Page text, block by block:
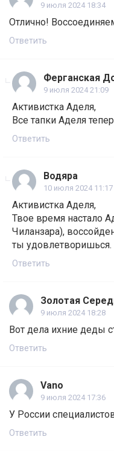
9 июля 2024 18:34
Отлично!
Ответить
Ферганская
9 июля 2024 21:09
Активистка Аделя,
Все тапки Аделя
Ответить
Водяра
10 июля 2024 11:17
Активистка Аделя,
Твое время настало
Чиланзара),
ты удовлетворишься.
Ответить
Золотая
9 июля 2024 18:28
Вот дела ихние деды
Ответить
Vano
9 июля 2024 17:36
У России
Ответить